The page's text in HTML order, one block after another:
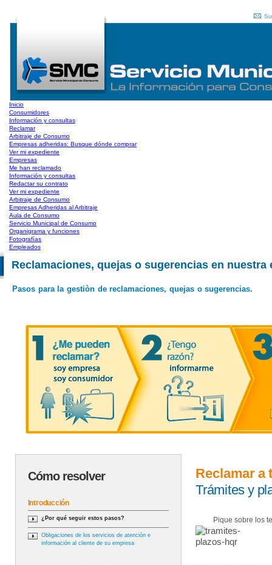
Inicio
Consumidores
Información y consultas
Reclamar
Arbitraje de Consumo
Empresas adheridas: Busque dónde comprar
Ver mi expediente
Empresas
Me han reclamado
Información y consultas
Redactar su contrato
Ver mi expediente
Arbitraje de Consumo
Empresas Adheridas al Arbitraje
Aula de Consumo
Servicio Municipal de Consumo
Organigrama y funciones
Fotografías
Empleados
Reclamaciones, quejas o sugerencias en nuestra
Pasos para la gestiòn de reclamaciones, quejas o sugerencias.
Cómo resolver
Introducción
¿Por qué seguir estos pasos?
Obligaciones de los servicios de atención e
información al cliente de su empresa
Reclamar a
Trámites y
Pique sobre los